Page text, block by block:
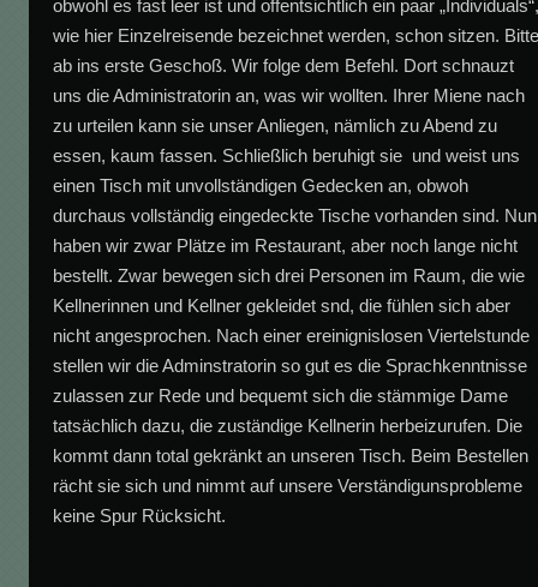
obwohl es fast leer ist und offentsichtlich ein paar
wie hier Einzelreisende bezeichnet werden, schon sitzen.
ab ins erste Geschoß. Wir folge dem Befehl. Dort schnauzt
uns die Administratorin an, was wir wollten. Ihrer Miene nach
zu urteilen kann sie unser Anliegen, nämlich zu Abend zu
essen, kaum fassen. Schließlich beruhigt sie und weist uns
einen Tisch mit unvollständigen Gedecken an, obwoh
durchaus vollständig eingedeckte Tische vorhanden sind. Nun
haben wir zwar Plätze im Restaurant, aber noch lange nicht
bestellt. Zwar bewegen sich drei Personen im Raum, die wie
Kellnerinnen und Kellner gekleidet snd, die fühlen sich aber
nicht angesprochen. Nach einer ereinignislosen Viertelstunde
stellen wir die Adminstratorin so gut es die Sprachkenntnisse
zulassen zur Rede und bequemt sich die stämmige Dame
tatsächlich dazu, die zuständige Kellnerin herbeizurufen. Die
kommt dann total gekränkt an unseren Tisch. Beim Bestellen
rächt sie sich und nimmt auf unsere Verständigunsprobleme
keine Spur Rücksicht.